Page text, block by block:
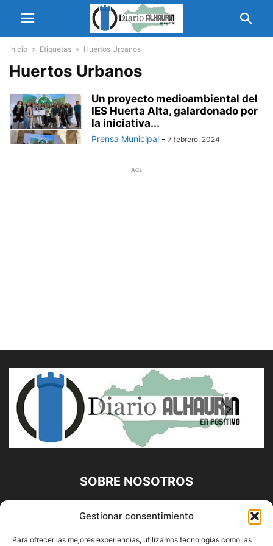
Gestionar consentimiento
Para ofrecer las mejores experiencias, utilizamos tecnologías como las
Inicio Etiquetas Huertos Urbanos
Huertos Urbanos
Un proyecto medioambiental del
IES Huerta Alta, galardonado por
la iniciativa...
Prensa Municipal - 7 febrero, 2024
Ads
SOBRE NOSOTROS
Diario Alhaurín (www.alhaurindelatorre.com) Propiedad de
Francisco E. López López | 639 95 71 95 | Noticias de
Alhaurín de la Torre, Málaga y Provincia|